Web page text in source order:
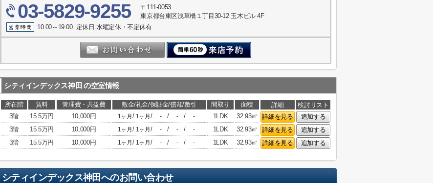
03-5829-9255
〒111-0053
東京都台東区浅草橋１丁目30-12 玉木ビル 4F
10:00～19:00 定休日:水曜定休・不定休有
シティインデックス神田 の空室情報
所在階 賃料 管理費・共益費 敷金/礼金/保証金/償却/敷引 間取り 面積 詳細
検討リスト
3階
15.5万円 10,000円 1ヶ月 / 1ヶ月 / - / - / - 1LDK 32.93㎡ 詳細を見る
追加する
3階
15.5万円 10,000円 1ヶ月 / 1ヶ月 / - / - / - 1LDK 32.93㎡ 詳細を見る
追加する
3階
15.5万円 10,000円 1ヶ月 / 1ヶ月 / - / - / - 1LDK 32.93㎡ 詳細を見る 追加する
シティインデックス神田へのお問い合わせ